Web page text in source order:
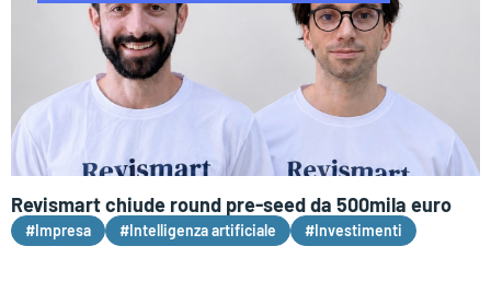
Revismart chiude round pre-seed da 500mila euro
#Impresa #Intelligenza artificiale #Investimenti